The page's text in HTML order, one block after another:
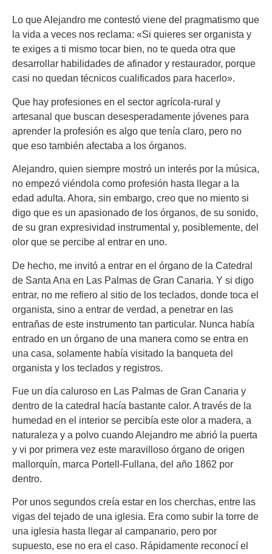
Lo que Alejandro me contestó viene del pragmatismo que
la vida a veces nos reclama: «Si quieres ser organista y
te exiges a ti mismo tocar bien, no te queda otra que
desarrollar habilidades de afinador y restaurador, porque
casi no quedan técnicos cualificados para hacerlo».
Que hay profesiones en el sector agrícola-rural y
artesanal que buscan desesperadamente jóvenes para
aprender la profesión es algo que tenía claro, pero no
que eso también afectaba a los órganos.
Alejandro, quien siempre mostró un interés por la música,
no empezó viéndola como profesión hasta llegar a la
edad adulta. Ahora, sin embargo, creo que no miento si
digo que es un apasionado de los órganos, de su sonido,
de su gran expresividad instrumental y, posiblemente, del
olor que se percibe al entrar en uno.
De hecho, me invitó a entrar en el órgano de la Catedral
de Santa Ana en Las Palmas de Gran Canaria. Y si digo
entrar, no me refiero al sitio de los teclados, donde toca el
organista, sino a entrar de verdad, a penetrar en las
entrañas de este instrumento tan particular. Nunca había
entrado en un órgano de una manera como se entra en
una casa, solamente había visitado la banqueta del
organista y los teclados y registros.
Fue un día caluroso en Las Palmas de Gran Canaria y
dentro de la catedral hacía bastante calor. A través de la
humedad en el interior se percibía este olor a madera, a
naturaleza y a polvo cuando Alejandro me abrió la puerta
y vi por primera vez este maravilloso órgano de origen
mallorquín, marca Portell-Fullana, del año 1862 por
dentro.
Por unos segundos creía estar en los cherchas, entre las
vigas del tejado de una iglesia. Era como subir la torre de
una iglesia hasta llegar al campanario, pero por
supuesto, ese no era el caso. Rápidamente reconocí el